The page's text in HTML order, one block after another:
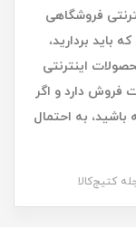
فروشگاهی
باید بردارید،
اینترنتی
فروش دارد و اگر
به احتمال
کتیج‌کالا